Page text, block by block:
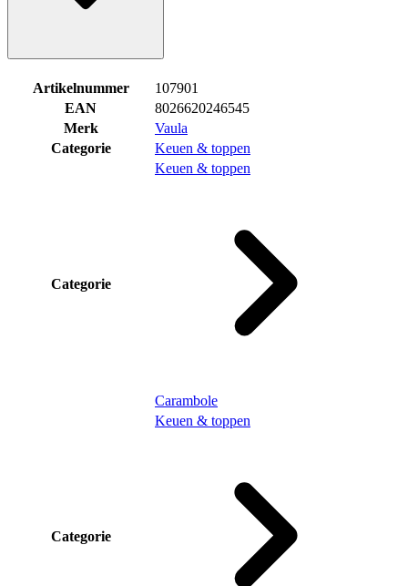
Artikelnummer
107901
EAN
8026620246545
Merk
Vaula
Categorie
Keuen & toppen
Categorie
Keuen & toppen
Carambole
Categorie
Keuen & toppen